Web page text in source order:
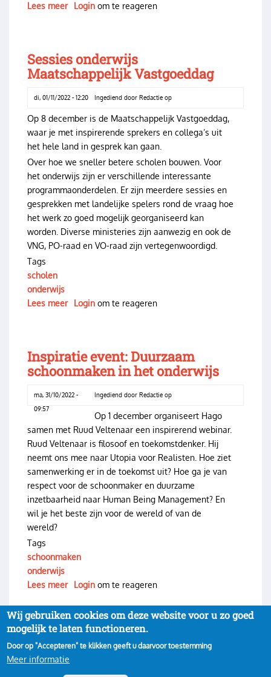
Lees meerover
Learning
Login om te reageren
Sessies onderwijs
Maatschappelijk Vastgoeddag
Ingediend door Redactie op
di, 01/11/2022 - 12:20
Op 8 december is de Maatschappelijk Vastgoeddag,
waar je met inspirerende sprekers en collega’s uit
het hele land in gesprek kan gaan.
Over hoe we sneller betere scholen bouwen. Voor
het onderwijs zijn er verschillende interessante
programmaonderdelen. Er zijn meerdere sessies en
gesprekken met landelijke spelers rond de vraag hoe
het werk zo goed mogelijk georganiseerd kan
worden. Diverse ministeries zijn aanwezig en ook de
VNG, PO-raad en VO-raad zijn vertegenwoordigd.
Tags
scholen
onderwijs
Lees meerover
Vastgoeddag
Login om te reageren
Inspiratie event: Duurzaam
schoonmaken in het onderwijs
Ingediend door Redactie op
ma, 31/10/2022 -
09:57
Op 1 december organiseert Hago
samen met Ruud Veltenaar een inspirerend webinar.
Ruud Veltenaar is filosoof en toekomstdenker. Hij
neemt ons mee naar Utopia voor Realisten. Hoe ziet
samenwerking er in de toekomst uit? Hoe ga je van
respect voor de schoonmaker en duurzame
inzetbaarheid naar Human Being Management? En
wil je het beste zijn voor de wereld of van de
wereld?
Tags
schoonmaken
onderwijs
Lees meerover
event:
Duurzaam
schoonmaken
Login om te reageren
Abonneer op onderwijs
Gebruikersmenu
Privacy Inloggen
Wij gebruiken cookies om deze website voor u zo goed
mogelijk te laten functioneren.
Door op "Accepteren" te klikken geeft u daarvoor toestemming
Meer informatie